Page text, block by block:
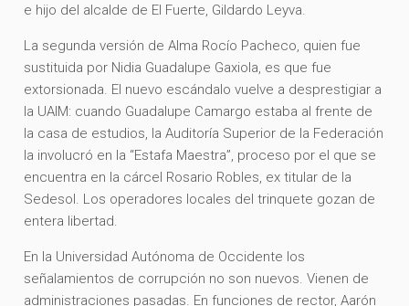
e hijo del alcalde de El Fuerte, Gildardo Leyva.
La segunda versión de Alma Rocío Pacheco, quien fue
sustituida por Nidia Guadalupe Gaxiola, es que fue
extorsionada. El nuevo escándalo vuelve a desprestigiar a
la UAIM: cuando Guadalupe Camargo estaba al frente de
la casa de estudios, la Auditoría Superior de la Federación
la involucró en la “Estafa Maestra”, proceso por el que se
encuentra en la cárcel Rosario Robles, ex titular de la
Sedesol. Los operadores locales del trinquete gozan de
entera libertad.
En la Universidad Autónoma de Occidente los
señalamientos de corrupción no son nuevos. Vienen de
administraciones pasadas. En funciones de rector, Aarón